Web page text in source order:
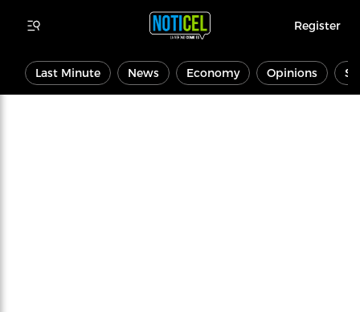
Register
Last Minute News Economy Opinions